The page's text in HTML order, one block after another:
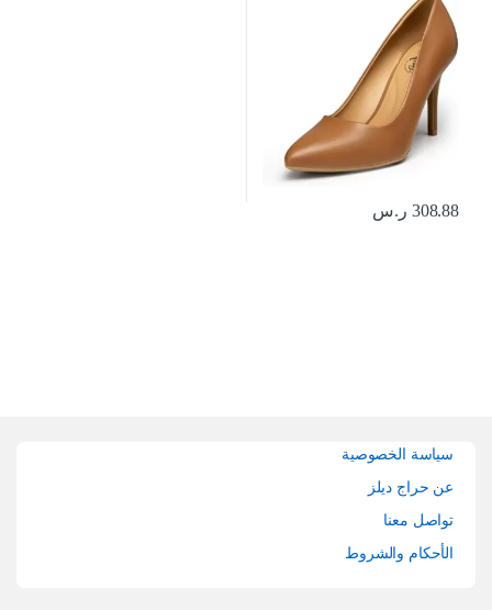
308.88 ر.س
سياسة الخصوصية
عن حراج ديلز
تواصل معنا
الأحكام والشروط